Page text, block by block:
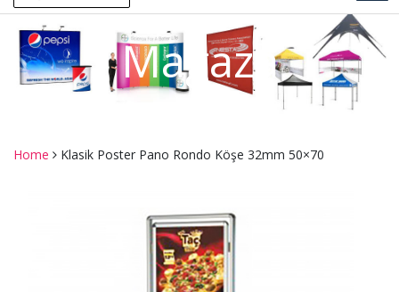
Mağaza
Home Klasik Poster Pano Rondo Köşe 32mm 50×70